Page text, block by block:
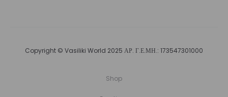
Copyright © Vasiliki World 2025 ΑΡ. Γ.Ε.ΜΗ.: 173547301000
Shop